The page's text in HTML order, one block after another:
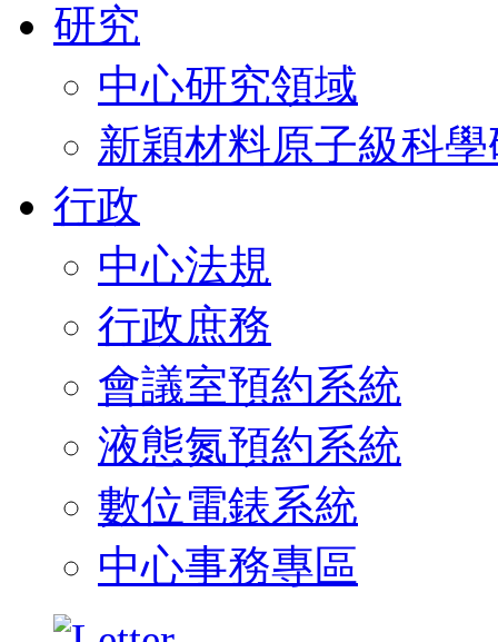
研究
中心研究領域
新穎材料原子級科
行政
中心法規
行政庶務
會議室預約系統
液態氮預約系統
數位電錶系統
中心事務專區